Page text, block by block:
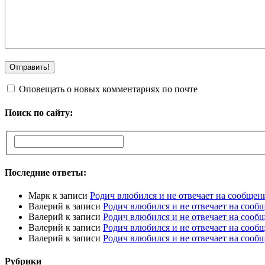
Оповещать о новых комментариях по почте
Поиск по сайту:
Последние ответы:
Марк к записи Родич влюбился и не отвечает на
Валерий к записи Родич влюбился и не отвечает на
Валерий к записи Родич влюбился и не отвечает на
Валерий к записи Родич влюбился и не отвечает на
Валерий к записи Родич влюбился и не отвечает на
Рубрики